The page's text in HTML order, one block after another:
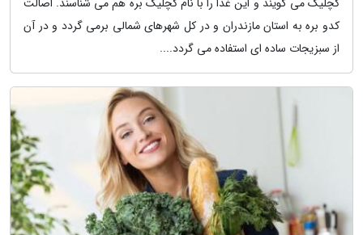
کدو بره به استان مازندران و در کل شهرهای شمالی برمی گردد و در آن
از سبزیجات ساده ای استفاده می گردد....